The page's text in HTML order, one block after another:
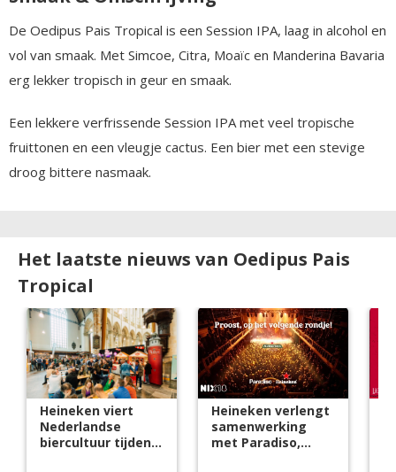
De Oedipus Pais Tropical is een Session IPA, laag in alcohol en
vol van smaak. Met Simcoe, Citra, Moaïc en Manderina Bavaria
erg lekker tropisch in geur en smaak.
Een lekkere verfrissende Session IPA met veel tropische
fruittonen en een vleugje cactus. Een bier met een stevige
droog bittere nasmaak.
Het laatste nieuws van Oedipus Pais
Tropical
Heineken viert
Nederlandse
biercultuur tijdens
Heineken verlengt
samenwerking
met Paradiso,